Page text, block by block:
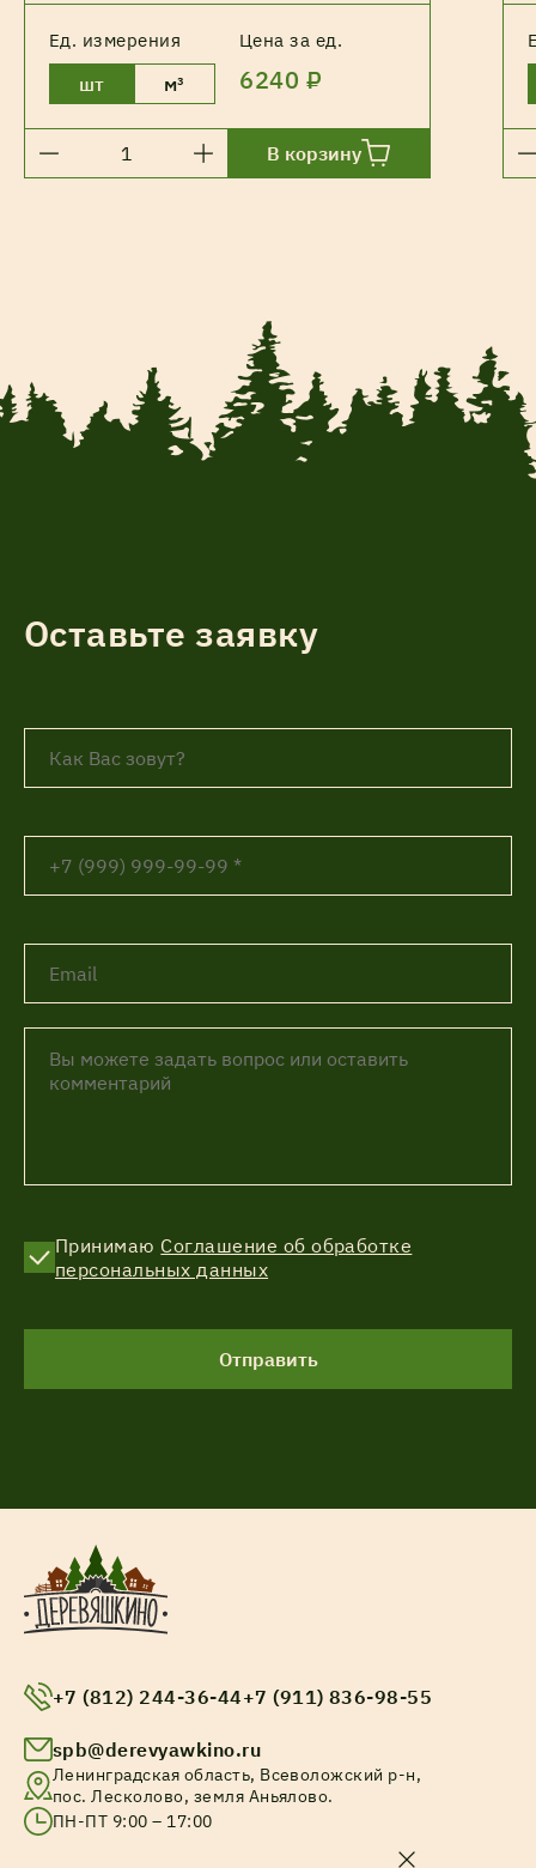
Ед. измерения Цена за ед.
шт м³ 6240 ₽
В корзину
Оставьте заявку
Принимаю Соглашение об обработке
персональных данных
Отправить
+7 (812) 244-36-44+7 (911) 836-98-55
spb@derevyawkino.ru
Ленинградская область, Всеволожский р-н,
пос. Лесколово, земля Аньялово.
ПН-ПТ 9:00 – 17:00